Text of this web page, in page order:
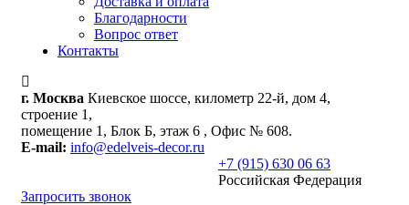
Благодарности
Вопрос ответ
Контакты
г. Москва Киевское шоссе, километр 22-й, дом 4,
строение 1,
помещение 1, Блок Б, этаж 6 , Офис № 608.
E-mail: info@edelveis-decor.ru
+7 (915) 630 06 63
Российская Федерация
Запросить звонок